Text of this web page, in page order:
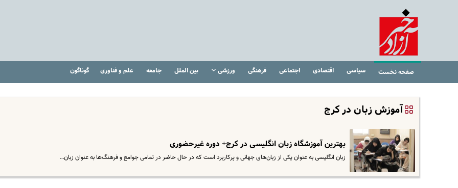
صفحه نخست سیاسی اقتصادی اجتماعی فرهنگی ورزشی بین الملل جامعه علم و فناوری گوناگون
آموزش زبان در کرج
بهترین آموزشگاه زبان انگلیسی در کرج+ دوره غیرحضوری
زبان انگلیسی به عنوان یکی از زبان‌های جهانی و پرکاربرد است که در حال حاضر در تمامی جوامع و فرهنگ‌ها به عنوان زبان…